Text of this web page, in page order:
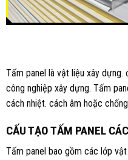
Tấm panel là vật liệu xây
công nghiệp xây dựng. Tấm
cách nhiệt. cách âm hoặc
CẤU TẠO TẤM PANEL
Tấm panel bao gồm các lớp